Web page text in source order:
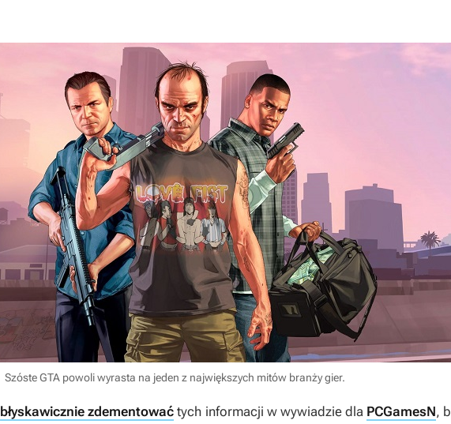
Szóste GTA powoli wyrasta na jeden z największych mitów branży gier.
błyskawicznie zdementować tych informacji w wywiadzie dla PCGamesN,